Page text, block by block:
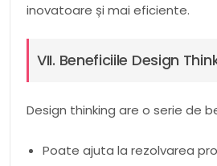
inovatoare și mai eficiente.
VII. Beneficiile Design
Design thinking are o serie de
Poate ajuta la rezolvarea